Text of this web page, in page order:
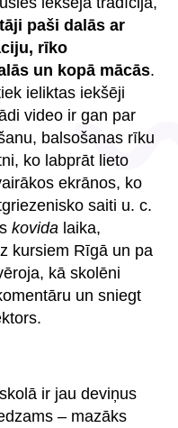
paši dalās ar
rīko
un kopā mācās.
ieliktas iekšēji
video ir gan par
balsošanas rīku
ko labprāt lieto
ekrānos, ko
saiti u. c.
kovida laika,
kursiem Rīgā un pa
kā skolēni
un sniegt
ir jau deviņus
– mazāks